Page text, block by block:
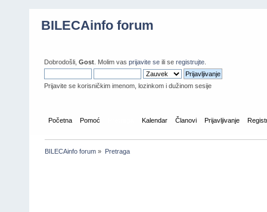
BILECAinfo forum
Dobrodošli, Gost . Molim vas prijavite se ili se registrujte
Prijavite se korisničkim imenom, lozinkom i dužinom sesije
Početna Pomoć Kalendar Članovi Prijavljivanje
BILECAinfo forum » Pretraga